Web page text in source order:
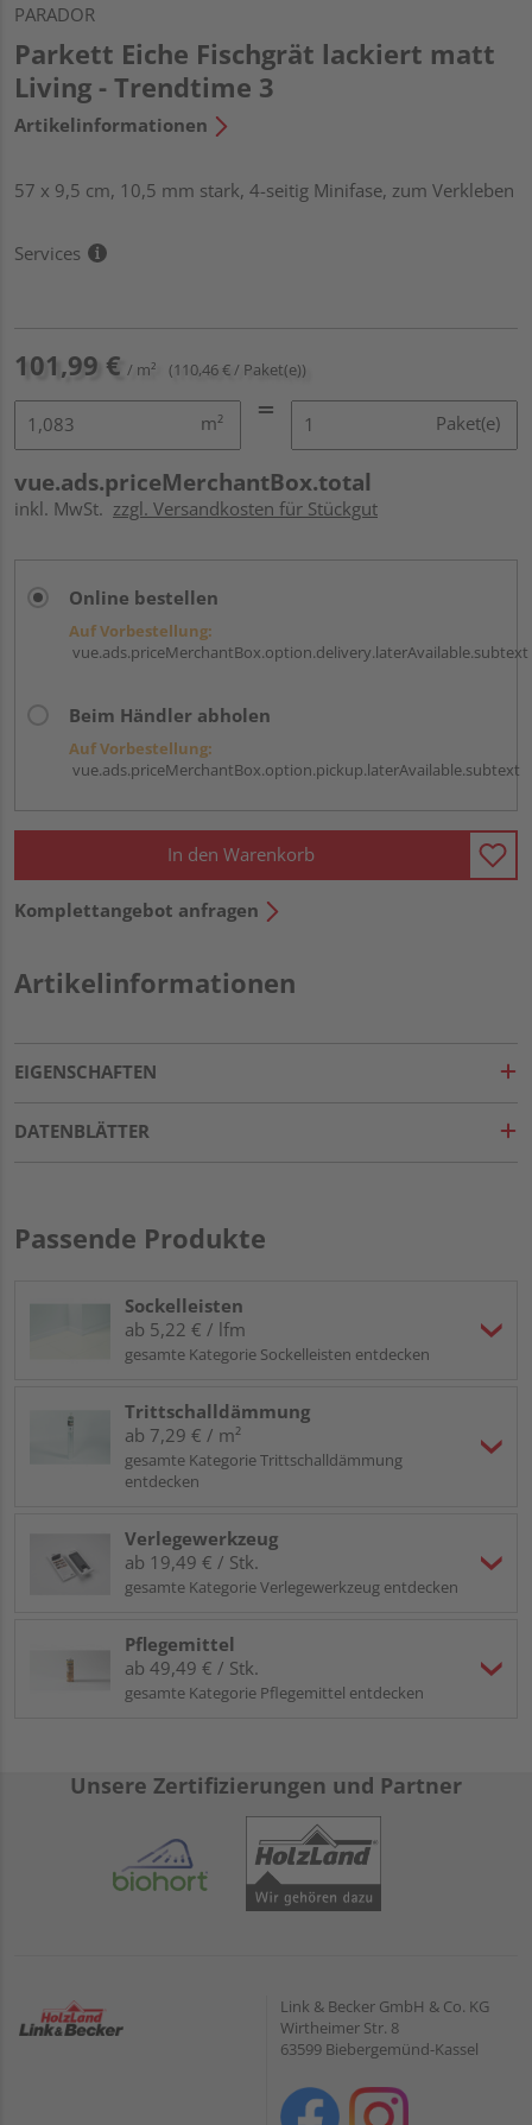
PARADOR
Parkett Eiche Fischgrät lackiert matt
Living - Trendtime 3
Artikelinformationen
57 x 9,5 cm, 10,5 mm stark, 4-seitig Minifase, zum Verkleben
Services
101,99 € / m² (110,46 € / Paket(e))
m² Paket(e)
vue.ads.priceMerchantBox.total
inkl. MwSt. zzgl. Versandkosten für Stückgut
Online bestellen
Auf Vorbestellung:
vue.ads.priceMerchantBox.option.delivery.laterAvailable.subtext
Beim Händler abholen
Auf Vorbestellung:
vue.ads.priceMerchantBox.option.pickup.laterAvailable.subtext
In den Warenkorb
Komplettangebot anfragen
Artikelinformationen
EIGENSCHAFTEN
DATENBLÄTTER
Passende Produkte
Sockelleisten
ab 5,22 € / lfm
gesamte Kategorie Sockelleisten entdecken
Trittschalldämmung
ab 7,29 € / m²
gesamte Kategorie Trittschalldämmung
entdecken
Verlegewerkzeug
ab 19,49 € / Stk.
gesamte Kategorie Verlegewerkzeug entdecken
Pflegemittel
ab 49,49 € / Stk.
gesamte Kategorie Pflegemittel entdecken
Unsere Zertifizierungen und Partner
Link & Becker GmbH & Co. KG
Wirtheimer Str. 8
63599 Biebergemünd-Kassel